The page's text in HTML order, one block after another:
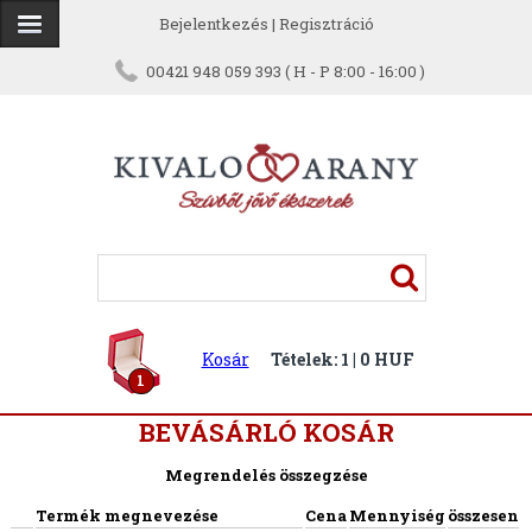
Bejelentkezés | Regisztráció
00421 948 059 393 ( H - P 8:00 - 16:00 )
1
Kosár Tételek: 1 | 0 HUF
BEVÁSÁRLÓ KOSÁR
Megrendelés összegzése
Termék megnevezése
CenaMennyiség összesen